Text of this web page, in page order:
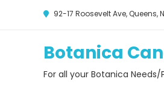
92-17 Roosevelt Ave, Queens,
Botanica
For all your Botanica